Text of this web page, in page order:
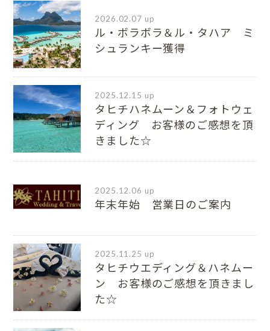
2026.02.07 up
ル・ボラボラ＆ル・タハア ミ
シュランキー獲得
2025.12.15 up
タヒチハネムーン＆フォトウェ
ディング お客様のご感想を頂
きました☆
2025.12.06 up
年末年始 営業日のご案内
2025.11.25 up
タヒチウエディング＆ハネムー
ン お客様のご感想を頂きまし
た☆